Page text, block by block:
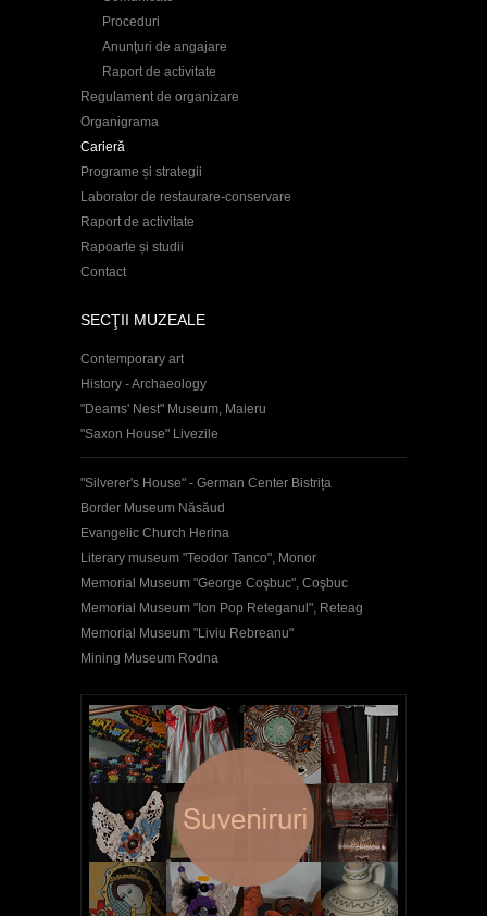
Proceduri
Anunţuri de angajare
Raport de activitate
Regulament de organizare
Organigrama
Carieră
Programe și strategii
Laborator de restaurare-conservare
Raport de activitate
Rapoarte și studii
Contact
SECŢII MUZEALE
Contemporary art
History - Archaeology
"Deams' Nest" Museum, Maieru
"Saxon House" Livezile
"Silverer's House" - German Center Bistrița
Border Museum Năsăud
Evangelic Church Herina
Literary museum "Teodor Tanco", Monor
Memorial Museum "George Coşbuc", Coşbuc
Memorial Museum "Ion Pop Reteganul", Reteag
Memorial Museum "Liviu Rebreanu"
Mining Museum Rodna